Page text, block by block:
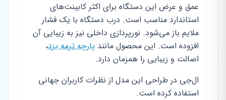
عمق و عرض این دستگاه برای اکثر کابینت‌های
استاندارد مناسب است. درب دستگاه با یک فشار
ملایم باز می‌شود. نورپردازی داخلی نیز به زیبایی آن
افزوده است. این محصول مانند پارچه ترمه یزد،
اصالت و زیبایی را همزمان دارد.
ال‌جی در طراحی این مدل از نظرات کاربران جهانی
استفاده کرده است.